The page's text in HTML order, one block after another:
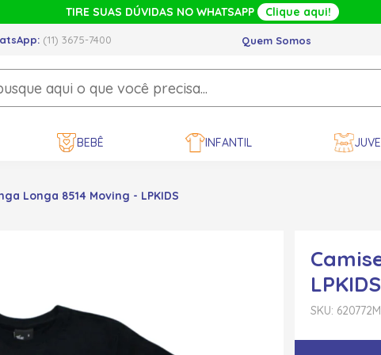
TIRE SUAS DÚVIDAS NO WHATSAPP Clique aqui!
(11) 3675-7400 Quem Somos
BEBÊ INFANTIL
Longa 8514 Moving - LPKIDS
LPKIDS
SKU: 620772